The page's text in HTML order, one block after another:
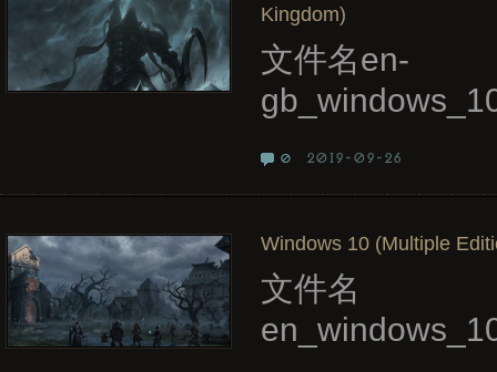
Kingdom)
文件名en-
0 2019-09-26
Windows 10 (Multiple
文件名